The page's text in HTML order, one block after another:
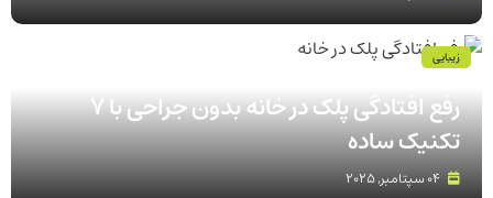
رفع افتادگی پلک در خانه بدون جراحی با 7
تکنیک ساده
04 سپتامبر, 2025
زیبایی